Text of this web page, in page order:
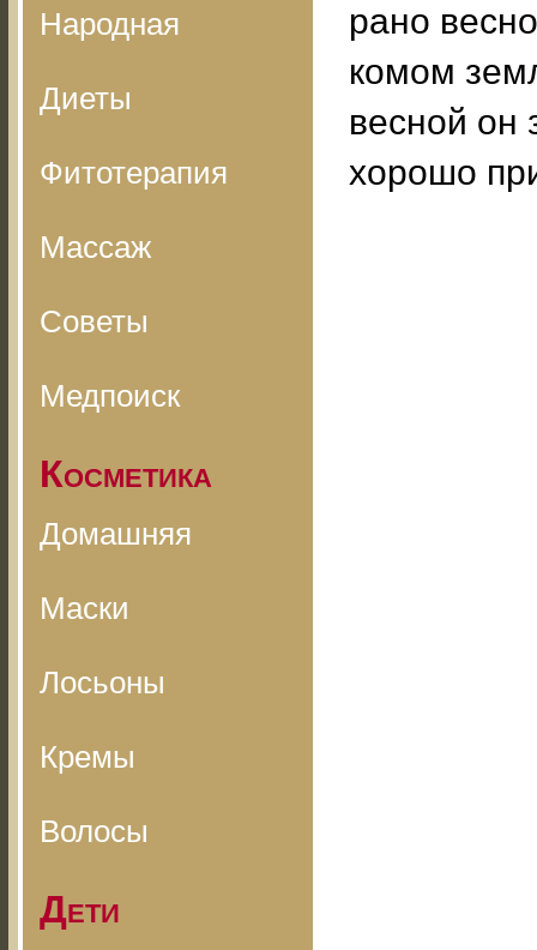
Народная
Диеты
Фитотерапия
Массаж
Советы
Медпоиск
Косметика
Домашняя
Маски
Лосьоны
Кремы
Волосы
Дети
рано
комом
весной он
хорошо